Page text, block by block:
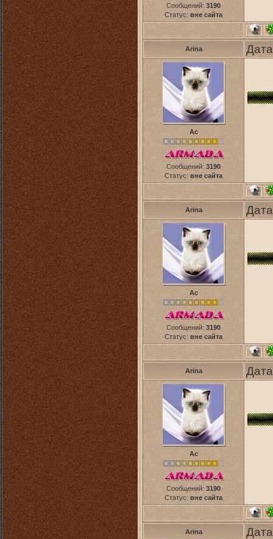
Сообщений: 3190
Статус: вне сайта
Arina
Ас
Сообщений: 3190
Статус: вне сайта
Arina
Ас
Сообщений: 3190
Статус: вне сайта
Arina
Ас
Сообщений: 3190
Статус: вне сайта
Arina